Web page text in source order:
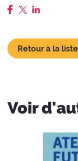
Retour à la
Voir